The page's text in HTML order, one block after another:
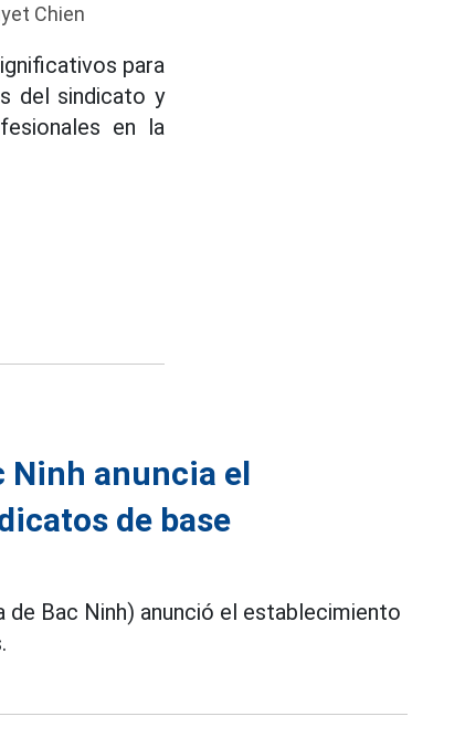
Chien
para
del sindicato y
en la
Ninh anuncia el
de base
de Bac Ninh) anunció el establecimiento